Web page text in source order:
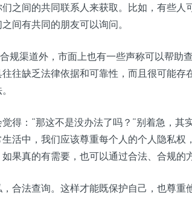
之间的共同联系人来获取。比如，有些人
间有共同的朋友可以询问。
规渠道外，市面上也有一些声称可以帮助
往缺乏法律依据和可靠性，而且很可能存
得：“那这不是没办法了吗？”别着急，其
活中，我们应该尊重每个人的个人隐私权
果真的有需要，也可以通过合法、合规的
合法查询。这样才能既保护自己，也尊重